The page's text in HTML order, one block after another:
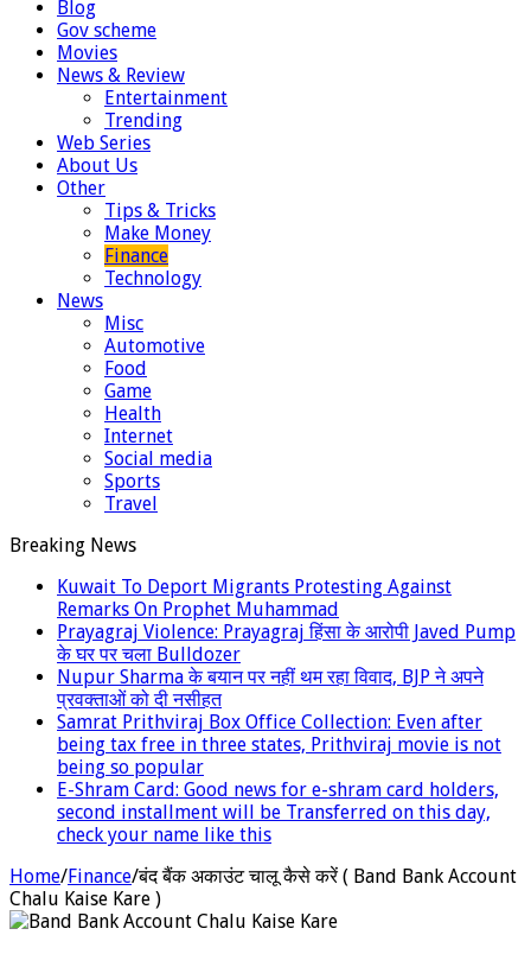
Blog
Gov scheme
Movies
News & Review
Entertainment
Trending
Web Series
About Us
Other
Tips & Tricks
Make Money
Finance
Technology
News
Misc
Automotive
Food
Game
Health
Internet
Social media
Sports
Travel
Breaking News
Kuwait To Deport Migrants Protesting Against
Remarks On Prophet Muhammad
Prayagraj Violence: Prayagraj हिंसा के आरोपी Javed Pump
के घर पर चला Bulldozer
Nupur Sharma के बयान पर नहीं थम रहा विवाद, BJP ने अपने
प्रवक्‍ताओं को दी नसीहत
Samrat Prithviraj Box Office Collection: Even after
being tax free in three states, Prithviraj movie is not
being so popular
E-Shram Card: Good news for e-shram card holders,
second installment will be Transferred on this day,
check your name like this
Home/Finance/बंद बैंक अकाउंट चालू कैसे करें ( Band Bank Account
Chalu Kaise Kare )